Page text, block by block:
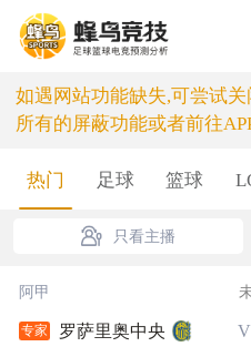
如遇网站功能缺失,可尝试
所有的屏蔽功能或者前往
热门 足球 篮球
只看主播
阿甲
专家 罗萨里奥中央